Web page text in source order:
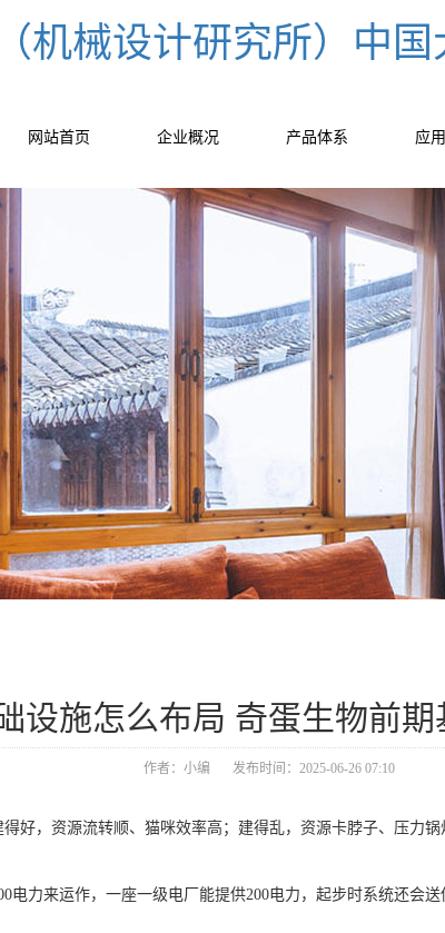
机械设计研究所）中
网站首页 企业概况 产品体系 应
设施怎么布局 奇蛋生物前
作者：小编 发布时间：2025-06-26 07:10
，资源流转顺、猫咪效率高；建得乱，资源卡脖子、压力
力来运作，一座一级电厂能提供200电力，起步时系统还会